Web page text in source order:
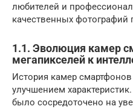
любителей и
качественных фотографий
1.1. Эволюция камер
мегапикселей к
История камер
улучшением
было сосредоточено на